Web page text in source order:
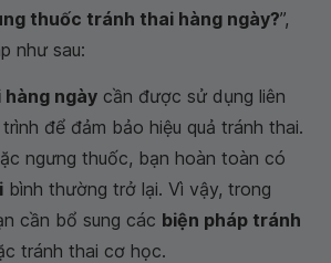
thuốc tránh thai hàng ngày?”,
như sau:
ngày cần được sử dụng liên
để đảm bảo hiệu quả tránh thai.
ngưng thuốc, bạn hoàn toàn có
bình thường trở lại. Vì vậy, trong
cần bổ sung các biện pháp tránh
tránh thai cơ học.